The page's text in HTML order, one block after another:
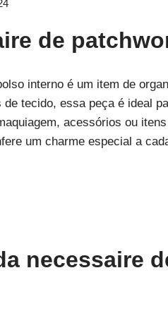
de
interno é um item de
tecido, essa peça é ideal
acessórios ou
um charme especial a
necessaire